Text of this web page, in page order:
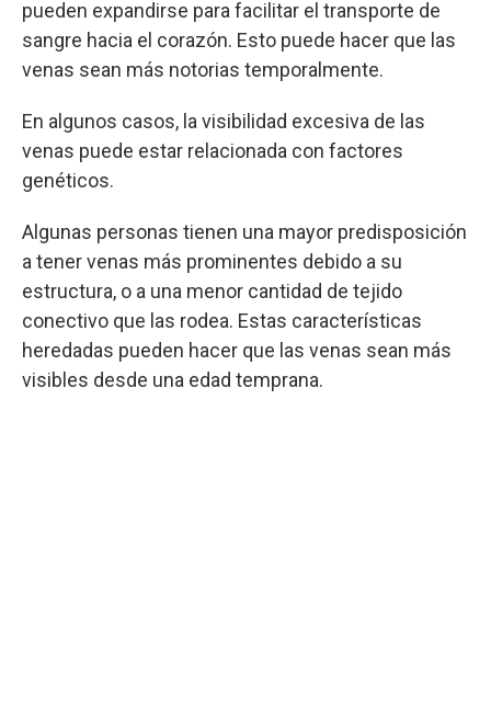
pueden expandirse para facilitar el transporte de
sangre hacia el corazón. Esto puede hacer que las
venas sean más notorias temporalmente.
En algunos casos, la visibilidad excesiva de las
venas puede estar relacionada con factores
genéticos.
Algunas personas tienen una mayor predisposición
a tener venas más prominentes debido a su
estructura, o a una menor cantidad de tejido
conectivo que las rodea. Estas características
heredadas pueden hacer que las venas sean más
visibles desde una edad temprana.